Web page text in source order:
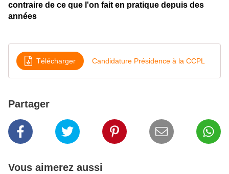
contraire de ce que l'on fait en pratique depuis des
années
Télécharger Candidature Présidence à la CCPL
Partager
Vous aimerez aussi